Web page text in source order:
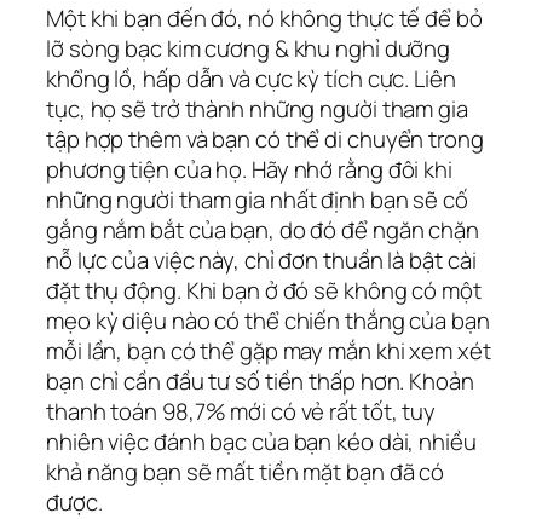
Một khi bạn đến đó, nó không thực tế để bỏ
lỡ sòng bạc kim cương & khu nghỉ dưỡng
khổng lồ, hấp dẫn và cực kỳ tích cực. Liên
tục, họ sẽ trở thành những người tham gia
tập hợp thêm và bạn có thể di chuyển trong
phương tiện của họ. Hãy nhớ rằng đôi khi
những người tham gia nhất định bạn sẽ cố
gắng nắm bắt của bạn, do đó để ngăn chặn
nỗ lực của việc này, chỉ đơn thuần là bật cài
đặt thụ động. Khi bạn ở đó sẽ không có một
mẹo kỳ diệu nào có thể chiến thắng của bạn
mỗi lần, bạn có thể gặp may mắn khi xem xét
bạn chỉ cần đầu tư số tiền thấp hơn. Khoản
thanh toán 98,7% mới có vẻ rất tốt, tuy
nhiên việc đánh bạc của bạn kéo dài, nhiều
khả năng bạn sẽ mất tiền mặt bạn đã có
được.